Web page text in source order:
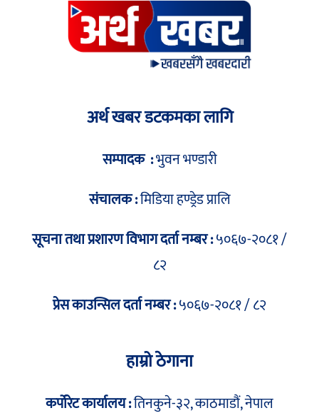
अर्थ खबर डटकमका लागि
सम्पादक :भुवन भण्डारी
संचालक :मिडिया हण्ड्रेड प्रालि
सूचना तथा प्रशारण विभाग दर्ता नम्बर :५०६७-२०८१ /
८२
प्रेस काउन्सिल दर्ता नम्बर :५०६७-२०८१ / ८२
हाम्रो ठेगाना
कर्पोरेट कार्यालय :तिनकुने-३२, काठमाडौं, नेपाल